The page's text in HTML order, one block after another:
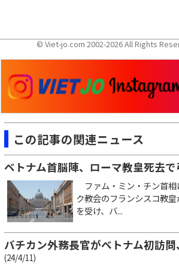
© Viet-jo.com 2002-2026 All Rights
この記事の関連ニュース
ベトナム首脳陣、ローマ教皇死去で
ファム・ミン・チン首
ク教会のフランシスコ教
を受け、バ...
バチカン外務長官がベトナム初訪
(24/4/11)